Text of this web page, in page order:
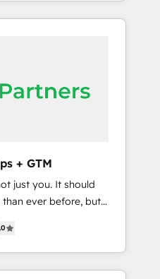
chance one of
has worked
next big initiative
★ Company of the
team, migrate your
workflows that
one, in your time
downtime, full
Configure
process. Sales,
together. ➤ AI
AI, custom
manual work. ➤
Monthly tune-ups,
+ GTM
ever before, but
revenue number.
the gap where
GTM strategy with